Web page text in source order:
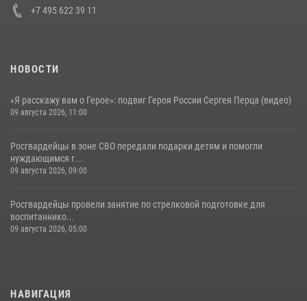
+7 495 622 39 11
НОВОСТИ
«Я расскажу вам о Герое»: подвиг Героя России Сергея Перца (видео)
09 августа 2026, 11:00
Росгвардейцы в зоне СВО передали подарки детям и помогли
нуждающимся г...
09 августа 2026, 09:00
Росгвардейцы провели занятие по стрелковой подготовке для
воспитаннико...
09 августа 2026, 05:00
НАВИГАЦИЯ